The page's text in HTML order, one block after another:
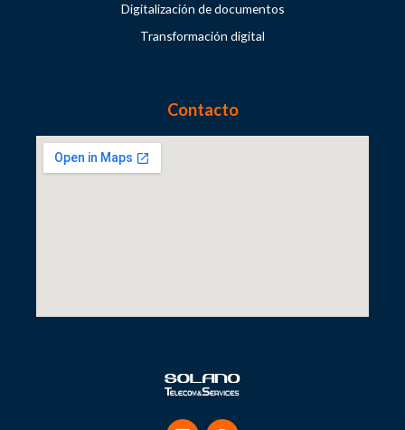
Digitalización de documentos
Transformación digital
Contacto